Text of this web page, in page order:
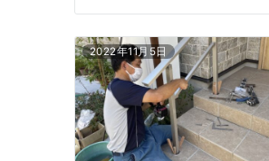
2022年11月5日